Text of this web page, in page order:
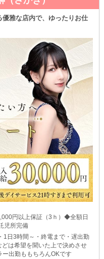
雅な店内で、ゆったりお仕
円以上保証（3ｈ）◆全額日
児所完備
日3時間～・終電まで・遅出勤
は希望を聞いた上で決めさせ
出勤ももちろんOKです